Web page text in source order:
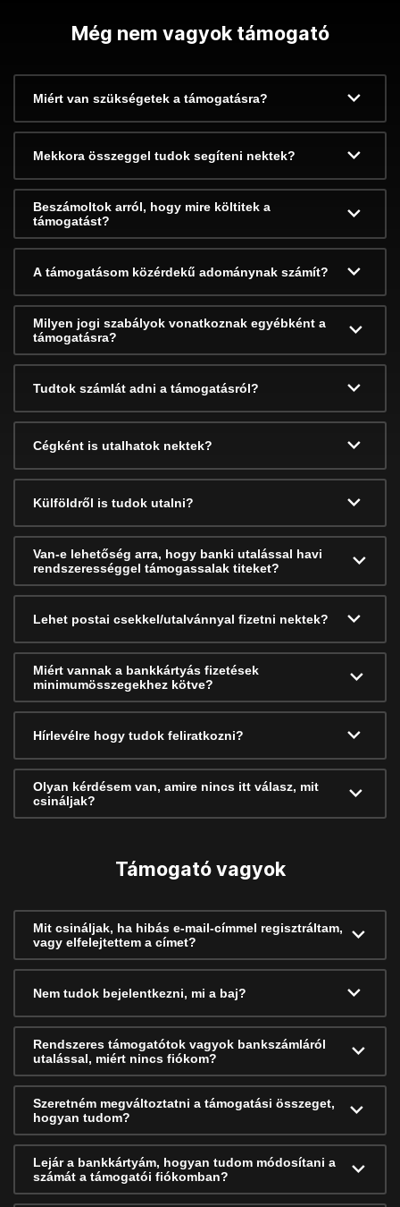
Még nem vagyok támogató
Miért van szükségetek a támogatásra?
Mekkora összeggel tudok segíteni nektek?
Beszámoltok arról, hogy mire költitek a
támogatást?
A támogatásom közérdekű adománynak számít?
Milyen jogi szabályok vonatkoznak egyébként a
támogatásra?
Tudtok számlát adni a támogatásról?
Cégként is utalhatok nektek?
Külföldről is tudok utalni?
Van-e lehetőség arra, hogy banki utalással havi
rendszerességgel támogassalak titeket?
Lehet postai csekkel/utalvánnyal fizetni nektek?
Miért vannak a bankkártyás fizetések
minimumösszegekhez kötve?
Hírlevélre hogy tudok feliratkozni?
Olyan kérdésem van, amire nincs itt válasz, mit
csináljak?
Támogató vagyok
Mit csináljak, ha hibás e-mail-címmel regisztráltam,
vagy elfelejtettem a címet?
Nem tudok bejelentkezni, mi a baj?
Rendszeres támogatótok vagyok bankszámláról
utalással, miért nincs fiókom?
Szeretném megváltoztatni a támogatási összeget,
hogyan tudom?
Lejár a bankkártyám, hogyan tudom módosítani a
számát a támogatói fiókomban?